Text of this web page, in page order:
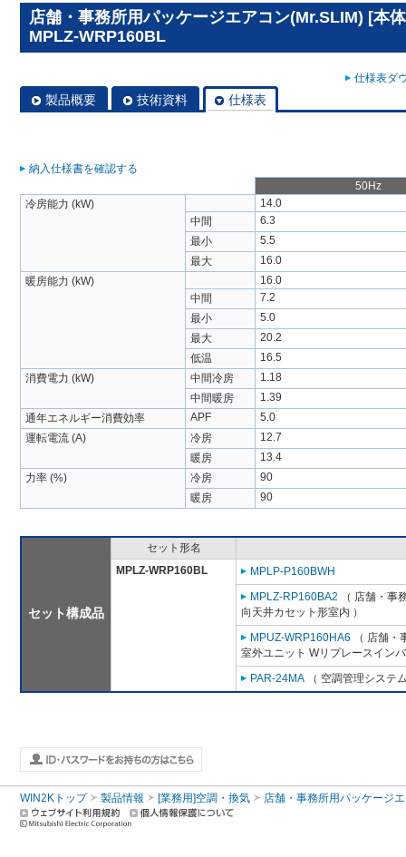
店舗・事務所用パッケージエアコン(Mr.SLIM) [本
MPLZ-WRP160BL
仕様表ダ
製品概要 技術資料 仕様表
納入仕様書を確認する
50Hz
冷房能力 (kW)
14.0
中間
6.3
最小
5.5
最大
16.0
暖房能力 (kW)
16.0
中間
7.2
最小
5.0
最大
20.2
低温
16.5
消費電力 (kW)
中間冷房
1.18
中間暖房
1.39
通年エネルギー消費効率
APF
5.0
運転電流 (A)
冷房
12.7
暖房
13.4
力率 (%)
冷房
90
暖房
90
セット構成品
セット形名
MPLZ-WRP160BL
MPLP-P160BWH
MPLZ-RP160BA2 （ 店舗・事
向天井カセット形室内 ）
MPUZ-WRP160HA6 （ 店舗・
室外ユニット Wリプレースイン
PAR-24MA （ 空調管理システ
WIN2Kトップ 製品情報 [業務用]空調・換気 店舗・事務所用パッケージ